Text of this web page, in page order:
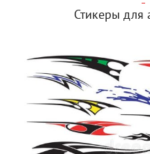
Стикеры для